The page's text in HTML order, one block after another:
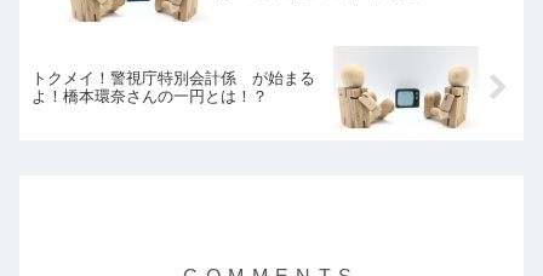
トクメイ！警視庁特別会計係 が始まる
よ！橋本環奈さんの一円とは！？